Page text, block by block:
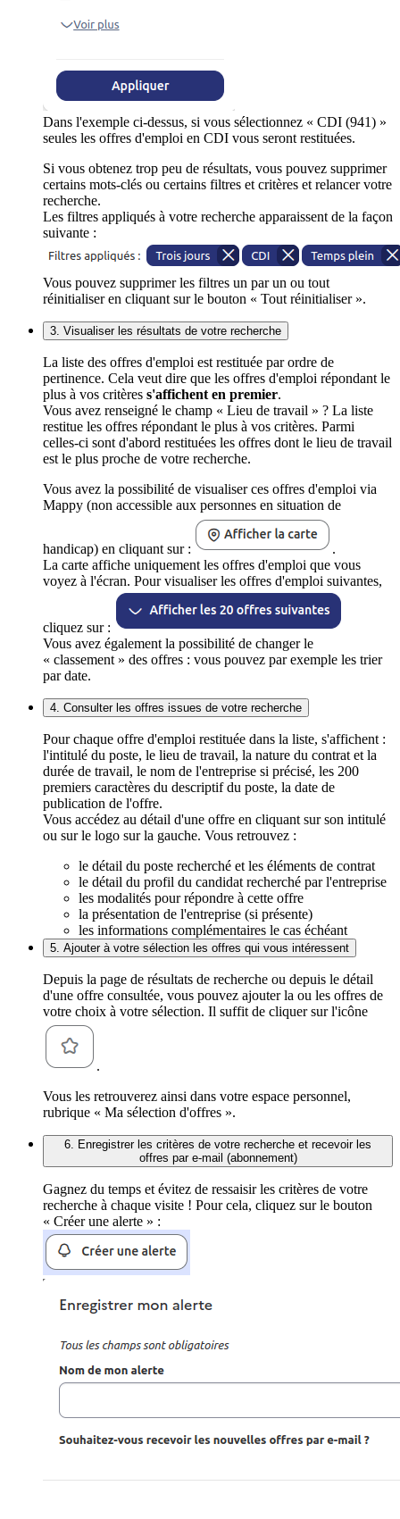
Dans l'exemple ci-dessus, si vous sélectionnez « CDI (941) »
seules les offres d'emploi en CDI vous seront restituées.
Si vous obtenez trop peu de résultats, vous pouvez supprimer
certains mots-clés ou certains filtres et critères et relancer votre
recherche.
Les filtres appliqués à votre recherche apparaissent de la façon
suivante :
Vous pouvez supprimer les filtres un par un ou tout
réinitialiser en cliquant sur le bouton « Tout réinitialiser ».
3. Visualiser les résultats de votre recherche
La liste des offres d'emploi est restituée par ordre de
pertinence. Cela veut dire que les offres d'emploi répondant le
plus à vos critères s'affichent en premier.
Vous avez renseigné le champ « Lieu de travail » ? La liste
restitue les offres répondant le plus à vos critères. Parmi
celles-ci sont d'abord restituées les offres dont le lieu de travail
est le plus proche de votre recherche.
Vous avez la possibilité de visualiser ces offres d'emploi via
Mappy (non accessible aux personnes en situation de
handicap) en cliquant sur :
.
La carte affiche uniquement les offres d'emploi que vous
voyez à l'écran. Pour visualiser les offres d'emploi suivantes,
cliquez sur :
Vous avez également la possibilité de changer le
« classement » des offres : vous pouvez par exemple les trier
par date.
4. Consulter les offres issues de votre recherche
Pour chaque offre d'emploi restituée dans la liste, s'affichent :
l'intitulé du poste, le lieu de travail, la nature du contrat et la
durée de travail, le nom de l'entreprise si précisé, les 200
premiers caractères du descriptif du poste, la date de
publication de l'offre.
Vous accédez au détail d'une offre en cliquant sur son intitulé
ou sur le logo sur la gauche. Vous retrouvez :
le détail du poste recherché et les éléments de contrat
le détail du profil du candidat recherché par l'entreprise
les modalités pour répondre à cette offre
la présentation de l'entreprise (si présente)
les informations complémentaires le cas échéant
5. Ajouter à votre sélection les offres qui vous intéressent
Depuis la page de résultats de recherche ou depuis le détail
d'une offre consultée, vous pouvez ajouter la ou les offres de
votre choix à votre sélection. Il suffit de cliquer sur l'icône
.
Vous les retrouverez ainsi dans votre espace personnel,
rubrique « Ma sélection d'offres ».
6. Enregistrer les critères de votre recherche et recevoir les
offres par e-mail (abonnement)
Gagnez du temps et évitez de ressaisir les critères de votre
recherche à chaque visite ! Pour cela, cliquez sur le bouton
« Créer une alerte » :